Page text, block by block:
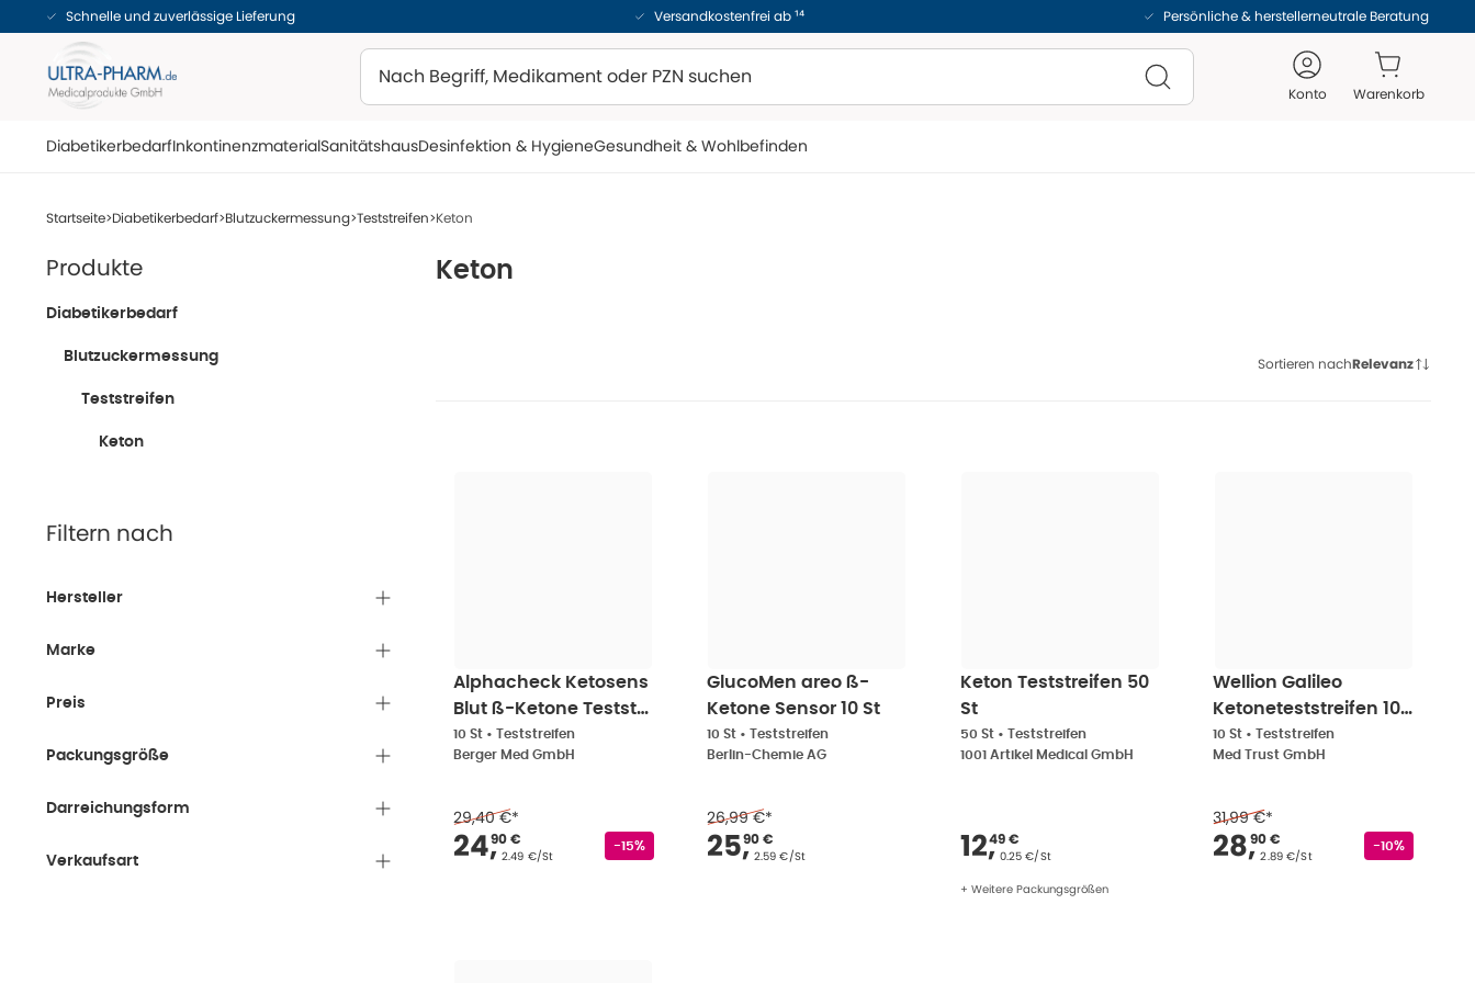
Schnelle und zuverlässige Lieferung Versandkostenfrei ab ¹⁴ Persönliche & herstellerneutrale Beratung
Konto Warenkorb
DiabetikerbedarfInkontinenzmaterialSanitätshausDesinfektion & HygieneGesundheit & Wohlbefinden
Startseite Diabetikerbedarf Blutzuckermessung Teststreifen Keton
Keton
Produkte
Diabetikerbedarf
Blutzuckermessung
Teststreifen
Keton
Filtern nach
Hersteller
Marke
Preis
Packungsgröße
Darreichungsform
Verkaufsart
Sortieren nachRelevanz
Alphacheck Ketosens
Blut ß-Ketone Testst
10 St
10 St • Teststreifen
Berger Med GmbH
29,40 €*
Verkaufspreis: 24,90 €
24,
90 €
Grundpreis
2.49 €/St
Rabattstempel
-15%
GlucoMen areo ß-
Ketone Sensor 10 St
10 St• Teststreifen
Berlin-Chemie AG
26,99 €*
Verkaufspreis 25,90 €
25,
90 €
Grundpreis
2.59 €/St
Keton Teststreifen 50
St
50 St• Teststreifen
1001 Artikel Medical GmbH
Verkaufspreis 12,49 €
12,
49 €
Grundpreis
0.25 €/St
+ Weitere Packungsgrößen
Wellion Galileo
Ketoneteststreifen 10
St
10 St •Teststreifen
Med Trust GmbH
31,99 €*
Verkaufspreis:
28,
90 €
Grundpreis
2.89 €/St
Rabattstempel
-10%